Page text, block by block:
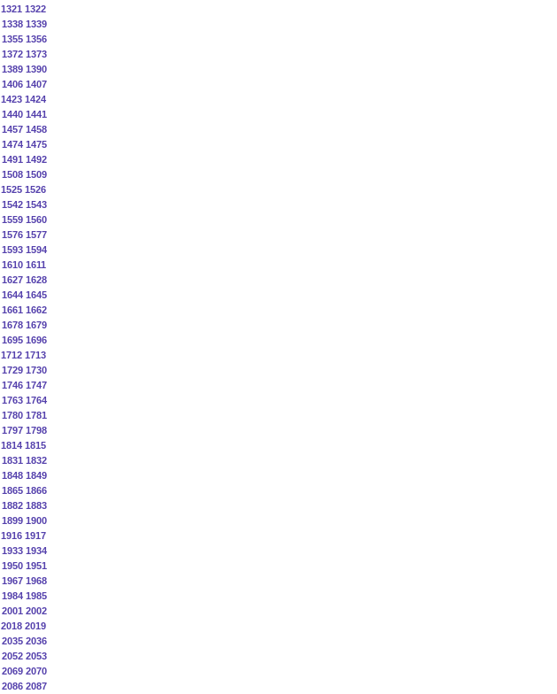
1321 1322
1338 1339
1355 1356
1372 1373
1389 1390
1406 1407
1423 1424
1440 1441
1457 1458
1474 1475
1491 1492
1508 1509
1525 1526
1542 1543
1559 1560
1576 1577
1593 1594
1610 1611
1627 1628
1644 1645
1661 1662
1678 1679
1695 1696
1712 1713
1729 1730
1746 1747
1763 1764
1780 1781
1797 1798
1814 1815
1831 1832
1848 1849
1865 1866
1882 1883
1899 1900
1916 1917
1933 1934
1950 1951
1967 1968
1984 1985
2001 2002
2018 2019
2035 2036
2052 2053
2069 2070
2086 2087